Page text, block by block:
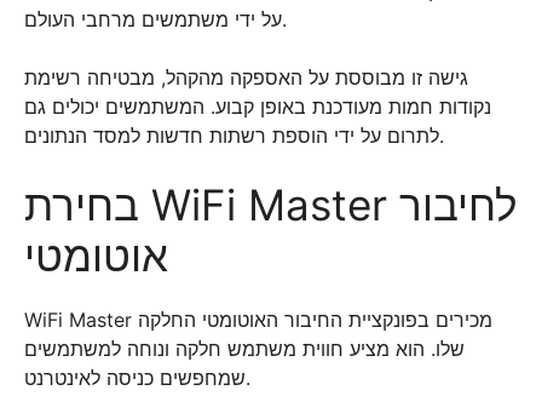
על ידי משתמשים מרחבי העולם.
גישה זו מבוססת על האספקה מהקהל, מבטיחה רשימת
נקודות חמות מעודכנת באופן קבוע. המשתמשים יכולים גם
לתרום על ידי הוספת רשתות חדשות למסד הנתונים.
בחירת WiFi Master לחיבור
אוטומטי
WiFi Master מכירים בפונקציית החיבור האוטומטי החלקה
שלו. הוא מציע חווית משתמש חלקה ונוחה למשתמשים
שמחפשים כניסה לאינטרנט.